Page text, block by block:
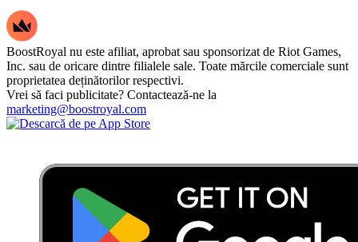
BoostRoyal nu este afiliat, aprobat sau sponsorizat de Riot Games,
Inc. sau de oricare dintre filialele sale. Toate mărcile comerciale sunt
proprietatea deținătorilor respectivi.
Vrei să faci publicitate? Contactează-ne la
marketing@boostroyal.com